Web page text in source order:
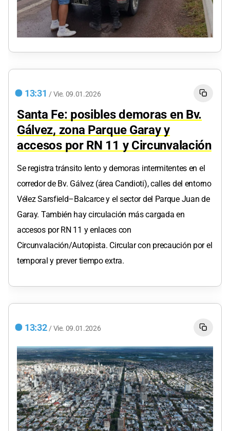
13:31 / Vie. 09.01.2026
Santa Fe: posibles demoras en Bv.
Gálvez, zona Parque Garay y
accesos por RN 11 y Circunvalación
Se registra tránsito lento y demoras intermitentes en el
corredor de Bv. Gálvez (área Candioti), calles del entorno
Vélez Sarsfield–Balcarce y el sector del Parque Juan de
Garay. También hay circulación más cargada en
accesos por RN 11 y enlaces con
Circunvalación/Autopista. Circular con precaución por el
temporal y prever tiempo extra.
13:32 / Vie. 09.01.2026